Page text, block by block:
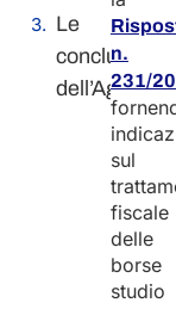
Le
conclusioni
dell’Agenzia
n.
231/
sul
fiscale
delle
studio